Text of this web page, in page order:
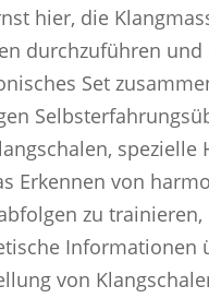
hier, die
durchzuführen und
Set
spezielle
Erkennen von
zu
Informationen
von